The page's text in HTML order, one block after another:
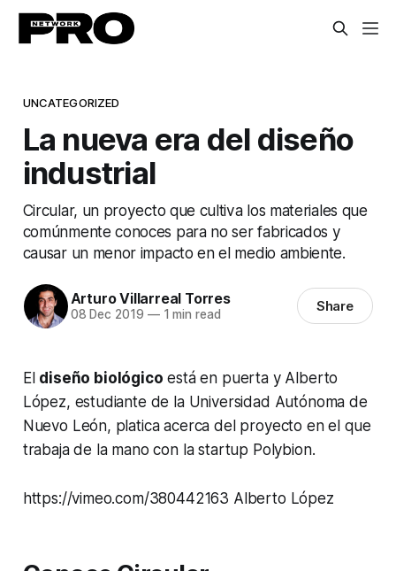
UNCATEGORIZED
La nueva era del diseño
industrial
Circular, un proyecto que cultiva los materiales que
comúnmente conoces para no ser fabricados y
causar un menor impacto en el medio ambiente.
Arturo Villarreal Torres
08 Dec 2019 —1 min read Share
El diseño biológico está en puerta y Alberto
López, estudiante de la Universidad Autónoma de
Nuevo León, platica acerca del proyecto en el que
trabaja de la mano con lastartup Polybion.
https://vimeo.com/380442163 Alberto López